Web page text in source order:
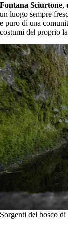
Fontana Sciurtone,
un luogo sempre
e puro di una
costumi del proprio
Sorgenti del bosco